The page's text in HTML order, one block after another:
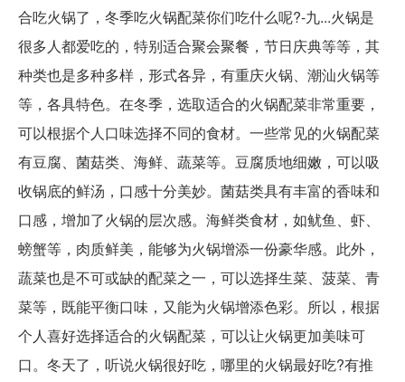
合吃火锅了，冬季吃火锅配菜你们吃什么呢?-九...火锅是
很多人都爱吃的，特别适合聚会聚餐，节日庆典等等，其
种类也是多种多样，形式各异，有重庆火锅、潮汕火锅等
等，各具特色。在冬季，选取适合的火锅配菜非常重要，
可以根据个人口味选择不同的食材。一些常见的火锅配菜
有豆腐、菌菇类、海鲜、蔬菜等。豆腐质地细嫩，可以吸
收锅底的鲜汤，口感十分美妙。菌菇类具有丰富的香味和
口感，增加了火锅的层次感。海鲜类食材，如鱿鱼、虾、
螃蟹等，肉质鲜美，能够为火锅增添一份豪华感。此外，
蔬菜也是不可或缺的配菜之一，可以选择生菜、菠菜、青
菜等，既能平衡口味，又能为火锅增添色彩。所以，根据
个人喜好选择适合的火锅配菜，可以让火锅更加美味可
口。冬天了，听说火锅很好吃，哪里的火锅最好吃?有推